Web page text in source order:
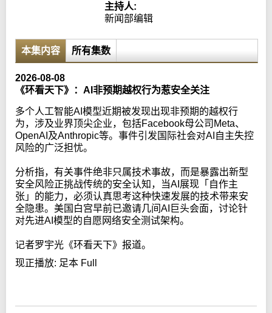
主持人:
新闻部编辑
本集内容 所有集数
2026-08-08
《环看天下》：AI非预期越权行为惹安全关注
多个人工智能AI模型近期被发现出现非预期的越权行
为，涉及业界顶尖企业，包括Facebook母公司Meta、
OpenAI及Anthropic等。事件引发国际社会对AI自主失控
风险的广泛担忧。
分析指，有关事件绝非只属技术事故，而是暴露出新型
安全风险正挑战传统的安全认知，当AI展现「自作主
张」的能力，必须认真思考这种快速发展的技术带来安
全隐患。美国白宫早前已邀请几间AI巨头会面，讨论针
对先进AI模型的自愿网络安全测试架构。
记者罗宇光《环看天下》报道。
现正播放: 足本 Full